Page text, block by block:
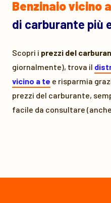
Benzinaio vicino
di carburante più
Scopri i prezzi del
giornalmente), trova il
vicino a te e risparmia
prezzi del carburante,
facile da consultare